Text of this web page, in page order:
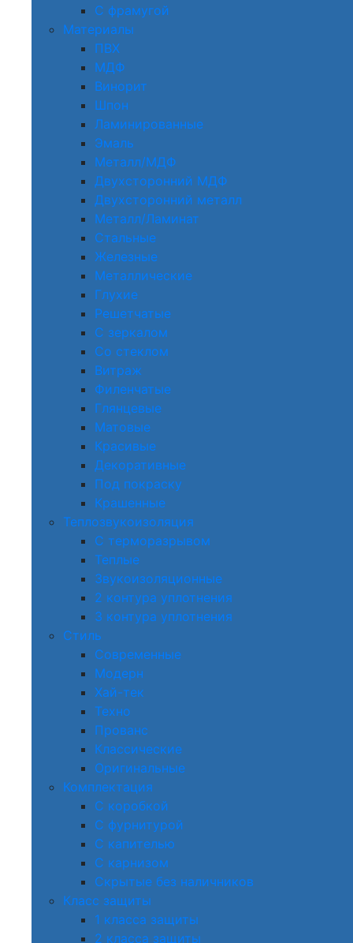
С фрамугой
Материалы
ПВХ
МДФ
Винорит
Шпон
Ламинированные
Эмаль
Металл/МДФ
Двухсторонний МДФ
Двухсторонний металл
Металл/Ламинат
Стальные
Железные
Металлические
Глухие
Решетчатые
С зеркалом
Со стеклом
Витраж
Филенчатые
Глянцевые
Матовые
Красивые
Декоративные
Под покраску
Крашенные
Теплозвукоизоляция
С терморазрывом
Теплые
Звукоизоляционные
2 контура уплотнения
3 контура уплотнения
Стиль
Современные
Модерн
Хай-тек
Техно
Прованс
Классические
Оригинальные
Комплектация
С коробкой
С фурнитурой
С капителью
С карнизом
Скрытые без наличников
Класс защиты
1 класса защиты
2 класса защиты